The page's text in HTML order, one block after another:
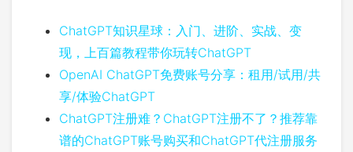
ChatGPT知识星球：入门、进阶、实战、变
现，上百篇教程带你玩转ChatGPT
OpenAI ChatGPT免费账号分享：租用/试用/共
享/体验ChatGPT
ChatGPT注册难？ChatGPT注册不了？推荐靠
谱的ChatGPT账号购买和ChatGPT代注册服务